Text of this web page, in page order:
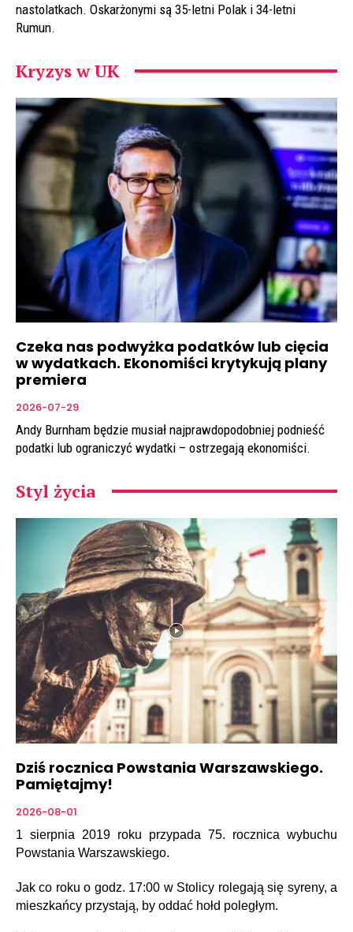
nastolatkach. Oskarżonymi są 35-letni Polak i 34-letni
Rumun.
Kryzys w UK
Czeka nas podwyżka podatków lub cięcia
w wydatkach. Ekonomiści krytykują plany
premiera
2026-07-29
Andy Burnham będzie musiał najprawdopodobniej podnieść
podatki lub ograniczyć wydatki – ostrzegają ekonomiści.
Styl życia
Dziś rocznica Powstania Warszawskiego.
Pamiętajmy!
2026-08-01
1 sierpnia 2019 roku przypada 75. rocznica wybuchu
Powstania Warszawskiego.
Jak co roku o godz. 17:00 w Stolicy rolegają się syreny, a
mieszkańcy przystają, by oddać hołd poległym.